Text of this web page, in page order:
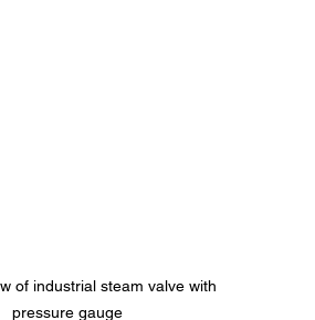
of industrial steam valve with
pressure gauge